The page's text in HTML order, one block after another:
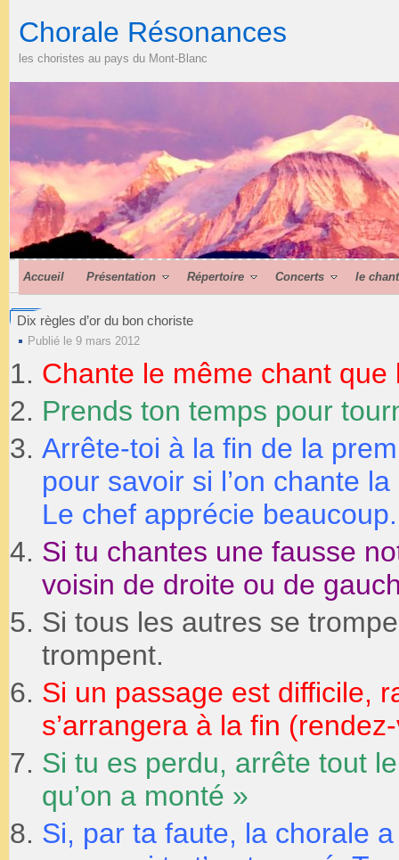
Chorale Résonances
les choristes au pays du Mont-Blanc
Accueil Présentation Répertoire Concerts le
Dix règles d’or du bon choriste
Publié le 9 mars 2012
Chante le même chant que
Prends ton temps pour
Arrête-toi à la fin de la
pour savoir si l’on chante
Le chef apprécie beaucoup.
Si tu chantes une fausse
voisin de droite ou de
Si tous les autres se
trompent.
Si un passage est difficile,
s’arrangera à la fin
Si tu es perdu, arrête tout
qu’on a monté »
Si, par ta faute, la chorale